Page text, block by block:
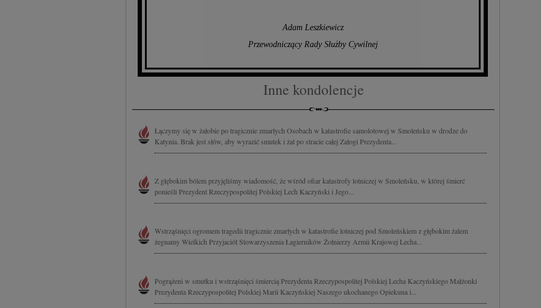
Adam Leszkiewicz
Przewodniczący Rady Służby Cywilnej
Inne kondolencje
Łączymy się w żałobie po tragicznie zmarłych Osobach w katastrofie samolotowej w Smoleńsku w drodze do
Katynia. Brak jest słów, aby wyrazić smutek i żal po stracie całej Załogi Prezydenta...
Z głębokim bólem przyjęliśmy wiadomość, że wśród ofiar katastrofy lotniczej w Smoleńsku, w której śmierć
ponieśli Prezydent Rzeczypospolitej Polskiej Lech Kaczyński i Jego...
Wstrząśnięci ogromem tragedii tragicznie zmarłych w katastrofie lotniczej pod Smoleńskiem z głębokim żalem
żegnamy Wielkich Przyjaciół Stowarzyszenia Łagierników Żołnierzy Armii Krajowej Lecha...
Pogrążeni w smutku i wstrząśnięci śmiercią Prezydenta Rzeczypospolitej Polskiej Lecha Kaczyńskiego Małżonki
Prezydenta Rzeczypospolitej Polskiej Marii Kaczyńskiej Naszego ukochanego Opiekuna i...